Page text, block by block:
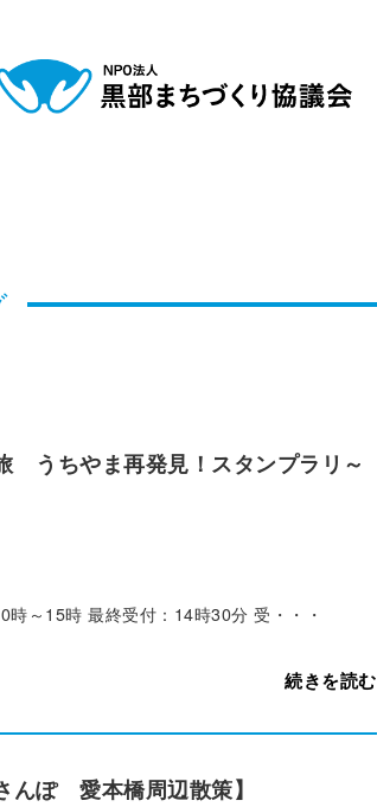
うちやま再発見！スタンプラリ～
～15時 最終受付：14時30分 受・・・
続きを読む
ぽ 愛本橋周辺散策】